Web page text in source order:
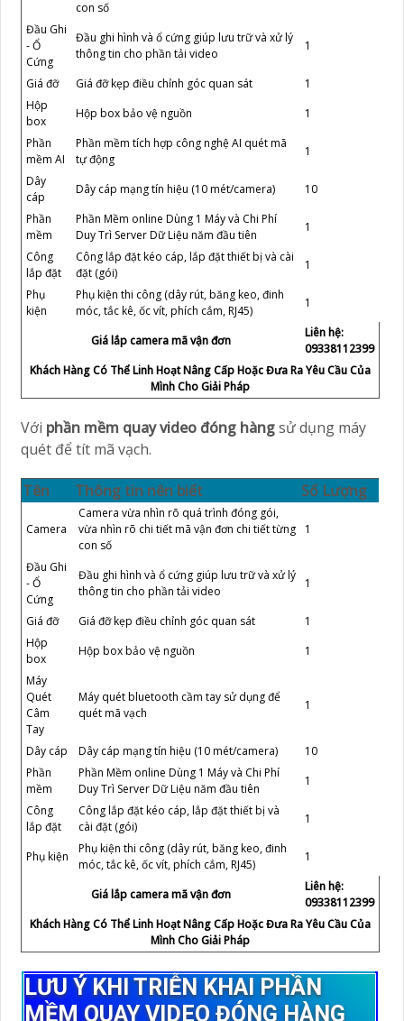
con số
Đầu Ghi
- Ổ
Cứng
Đầu ghi hình và ổ cứng giúp lưu trữ và xử lý
thông tin cho phần tải video
1
Giá đỡ Giá đỡ kẹp điều chỉnh góc quan sát
1
Hộp
box
Hộp box bảo vệ nguồn
1
Phần
mềm AI
Phần mềm tích hợp công nghệ AI quét mã
tự động
1
Dây
cáp
Dây cáp mạng tín hiệu (10 mét/camera)
10
Phần
mềm
Phần Mềm online Dùng 1 Máy và Chi Phí
Duy Trì Server Dữ Liệu năm đầu tiên
1
Công
lắp đặt
Công lắp đặt kéo cáp, lắp đặt thiết bị và cài
đặt (gói)
1
Phụ
kiện
Phụ kiện thi công (dây rút, băng keo, đinh
móc, tắc kê, ốc vít, phích cắm, RJ45)
1
Giá lắp camera mã vận đơn
Liên hệ:
09338112399
Khách Hàng Có Thể Linh Hoạt Nâng Cấp Hoặc Đưa Ra Yêu Cầu Của
Mình Cho Giải Pháp
Với phần mềm quay video đóng hàngsử dụng máy
quét để tít mã vạch.
Tên Thông tin nên biết Số Lượng
Camera
Camera vừa nhìn rõ quá trình đóng gói,
vừa nhìn rõ chi tiết mã vận đơn chi tiết từng
con số
1
Đầu Ghi
- Ổ
Cứng
Đầu ghi hình và ổ cứng giúp lưu trữ và xử lý
thông tin cho phần tải video
1
Giá đỡ Giá đỡ kẹp điều chỉnh góc quan sát
1
Hộp
box
Hộp box bảo vệ nguồn
1
Máy
Quét
Câm
Tay
Máy quét bluetooth cầm tay sử dụng để
quét mã vạch
1
Dây cáp Dây cáp mạng tín hiệu (10 mét/camera)
10
Phần
mềm
Phần Mềm online Dùng 1 Máy và Chi Phí
Duy Trì Server Dữ Liệu năm đầu tiên
1
Công
lắp đặt
Công lắp đặt kéo cáp, lắp đặt thiết bị và
cài đặt (gói)
1
Phụ kiện
Phụ kiện thi công (dây rút, băng keo, đinh
móc, tắc kê, ốc vít, phích cắm, RJ45)
1
Giá lắp camera mã vận đơn
Liên hệ:
09338112399
Khách Hàng Có Thể Linh Hoạt Nâng Cấp Hoặc Đưa Ra Yêu Cầu Của
Mình Cho Giải Pháp
LƯU Ý KHI TRIỄN KHAI PHẦN
MỀM QUAY VIDEO ĐÓNG HÀNG